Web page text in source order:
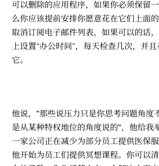
可以删除的应用程序，如果你必须保留
么你应该提前安排你愿意花在它们上面
取消订阅电子邮件列表，如果可以的话
上设置"办公时间"，每天检查几次，并
它。
他说，“那些说压力只是你思考问题角度
是从某种特权地位的角度说的”，他给我
一家公司正在减少为部分员工提供医保服
他开始为员工们提供冥想课程。你可以